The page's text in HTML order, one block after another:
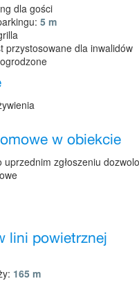
dla gości
5 m
przystosowane dla inwalidów
w obiekcie
uprzednim zgłoszeniu
lini powietrznej
165 m